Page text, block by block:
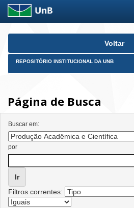
Skip
Voltar
REPOSITÓRIO INSTITUCIONAL DA UNB
Página de Busca
Buscar em:
por
Filtros correntes: